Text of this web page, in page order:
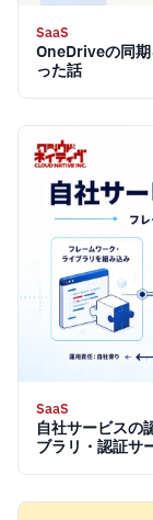
SaaS
OneDriveの同
った話
SaaS
自社サービスの
ブラリ・認証サ